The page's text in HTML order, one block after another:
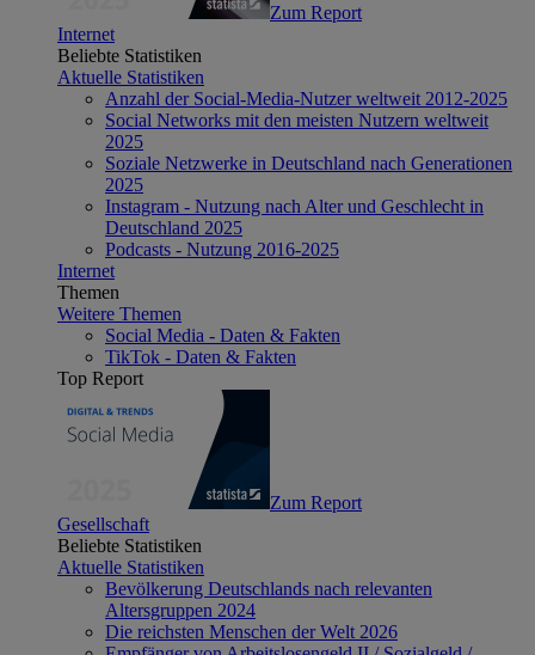
Zum Report
Internet
Beliebte Statistiken
Aktuelle Statistiken
Anzahl der Social-Media-Nutzer weltweit 2012-2025
Social Networks mit den meisten Nutzern weltweit
2025
Soziale Netzwerke in Deutschland nach Generationen
2025
Instagram - Nutzung nach Alter und Geschlecht in
Deutschland 2025
Podcasts - Nutzung 2016-2025
Internet
Themen
Weitere Themen
Social Media - Daten & Fakten
TikTok - Daten & Fakten
Top Report
Zum Report
Gesellschaft
Beliebte Statistiken
Aktuelle Statistiken
Bevölkerung Deutschlands nach relevanten
Altersgruppen 2024
Die reichsten Menschen der Welt 2026